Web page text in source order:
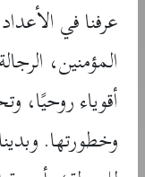
عرفنا في
المؤمنين،
أقوياء روحيًا،
وخطورتها.